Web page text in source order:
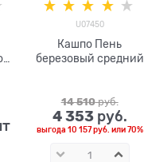
U07450
Кашпо Пень
березовый средний
14 510 руб.
4 353 руб.
выгода 10 157 руб. или70%